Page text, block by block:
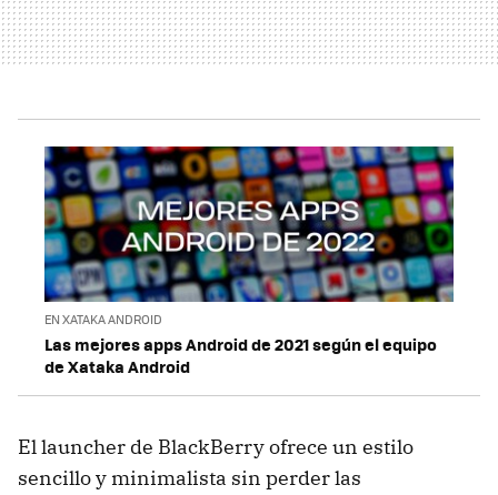
EN XATAKA ANDROID
Las mejores apps Android de 2021 según el equipo
de Xataka Android
El launcher de BlackBerry ofrece un estilo
sencillo y minimalista sin perder las